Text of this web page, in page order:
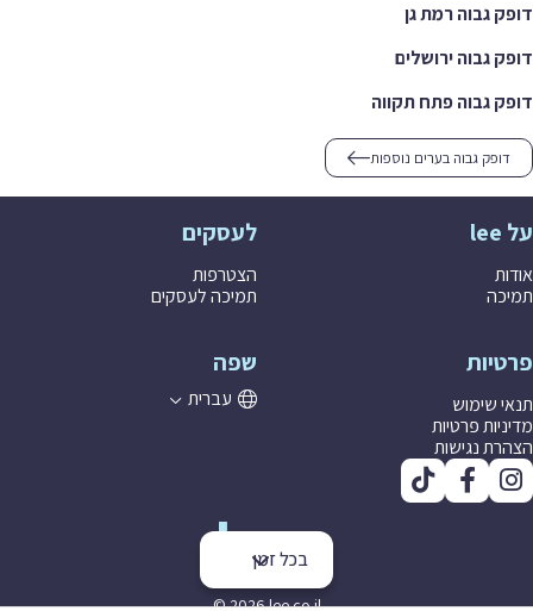
בכל זמן
דופק גבוה רמת גן
דופק גבוה ירושלים
דופק גבוה פתח תקווה
דופק גבוה בערים נוספות
על lee
אודות
תמיכה
לעסקים
הצטרפות
תמיכה לעסקים
פרטיות
תנאי שימוש
מדיניות פרטיות
הצהרת נגישות
שפה
עברית
© 2026 lee co il